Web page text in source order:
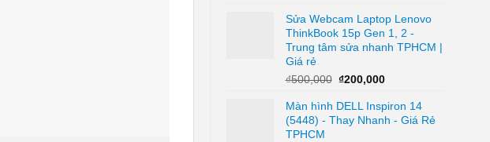
là:
₫450,000.
tại
là:
₫250,000.
Sửa Webcam Laptop Lenovo
ThinkBook 15p Gen 1, 2 -
Trung tâm sửa nhanh TPHCM |
Giá rẻ
₫500,000 Giá
là:
₫500,000.
₫200,000Giá
tại
là:
Màn hình DELL Inspiron 14
(5448) - Thay Nhanh - Giá Rẻ
TPHCM